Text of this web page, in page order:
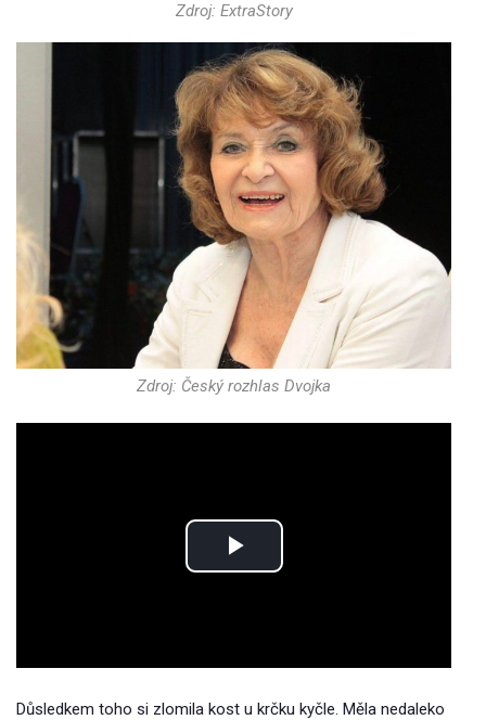
Zdroj: ExtraStory
Zdroj: Český rozhlas Dvojka
Play
Důsledkem toho si zlomila kost u krčku kyčle. Měla nedaleko